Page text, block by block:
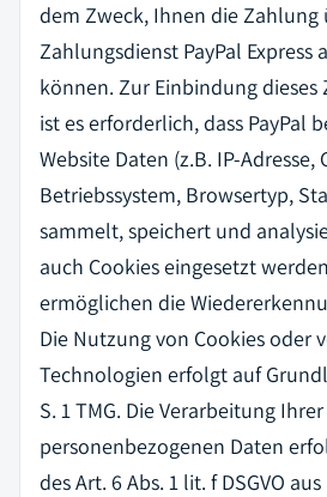
dem Zweck, Ihnen die Zahlung
Zahlungsdienst PayPal Express
können. Zur Einbindung dieses
ist es erforderlich, dass PayPal
Website Daten (z.B. IP-Adresse,
Betriebssystem, Browsertyp,
sammelt, speichert und
auch Cookies eingesetzt
ermöglichen die
Die Nutzung von Cookies oder
Technologien erfolgt auf
S. 1 TMG. Die Verarbeitung Ihrer
personenbezogenen Daten
des Art. 6 Abs. 1 lit. f DSGVO